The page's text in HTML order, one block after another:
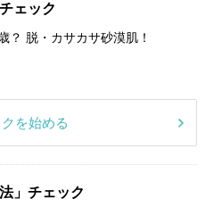
ェック
？ 脱・カサカサ砂漠肌！
を始める
」チェック